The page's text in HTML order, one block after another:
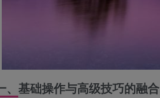
、基础操作与高级技巧的融合